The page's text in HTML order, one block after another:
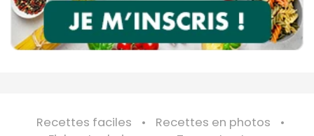
Recettes faciles
Recettes en photos